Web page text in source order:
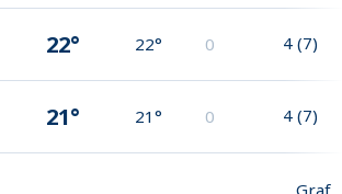
22° 22° 0 4 (7)
21° 21° 0 4 (7)